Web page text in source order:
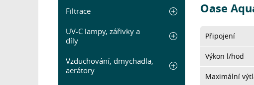
Filtrace
UV-C lampy, zářivky a
díly
Vzduchování, dmychadla,
aerátory
Oase
Připojení
Výkon l/hod
Maximální